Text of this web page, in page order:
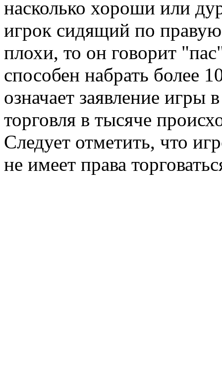
насколько хороши или
игрок сидящий по
плохи, то он говорит
способен набрать более
означает заявление
торговля в тысяче
Следует отметить, что
не имеет права